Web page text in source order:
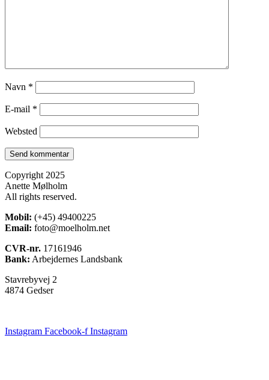
Navn *
E-mail *
Websted
Copyright 2025
Anette Mølholm
All rights reserved.
Mobil: (+45) 49400225
Email: foto@moelholm.net
CVR-nr. 17161946
Bank: Arbejdernes Landsbank
Stavrebyvej 2
4874 Gedser
Instagram Facebook-f Instagram